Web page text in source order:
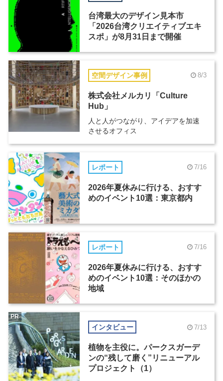
台湾最大のデザイン見本市
「2026台湾クリエイティブエキ
スポ」が8月31日まで開催
空間デザイン事例 8/3
株式会社メルカリ「Culture
Hub」
人と人がつながり、アイデアを加速
させるオフィス
レポート 7/16
2026年夏休みに行ける、おすす
めのイベント10選：東京都内
レポート 7/16
2026年夏休みに行ける、おすす
めのイベント10選：そのほかの
地域
インタビュー 7/13
植物を主役に。パークスガーデ
ンの“残して磨く”リニューアル
プロジェクト（1）
PR